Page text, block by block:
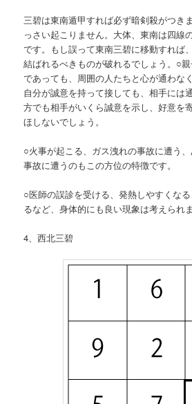
三碧は東南遁甲すれば必ず暗剣殺がつき
っさい起こりません。大体、東南は四線
です。もし誤って東南三碧に移動すれば
結ばれるべきものが破れるでしょう。○
であっても、周囲の人たちと心が通わな
自分が誠意を持って接しても、相手には
方でも相手がいくら誠意を示し、好意を
ほしないでしょう。
○火事が起こる、ガス洩れの事故に遭う
事故に遭うのもこの方位の特徴です。
○医師の誤診を受ける、発熱しやすくな
るなど、身体的にも良い現象は考えられま
4、西北三碧